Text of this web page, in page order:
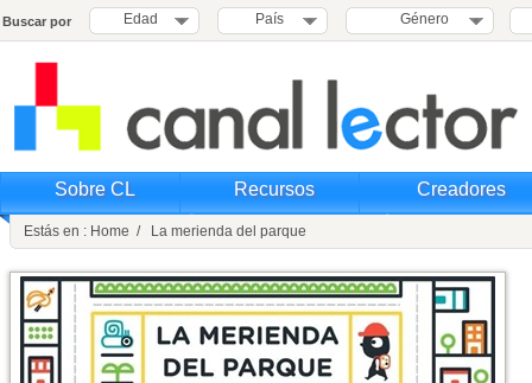
Buscar por Edad País Género
Sobre CL Recursos Creadores
Estás en : Home / La merienda del parque